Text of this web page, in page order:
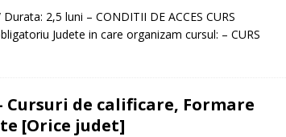
2025. Solutii rapide. CREDIT RAPID
2,5 luni – CONDITII DE ACCES CURS
Judete in care organizam cursul: – CURS
– Cursuri de calificare, Formare
[Orice judet]